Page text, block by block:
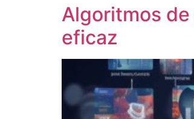
Algoritmos
eficaz